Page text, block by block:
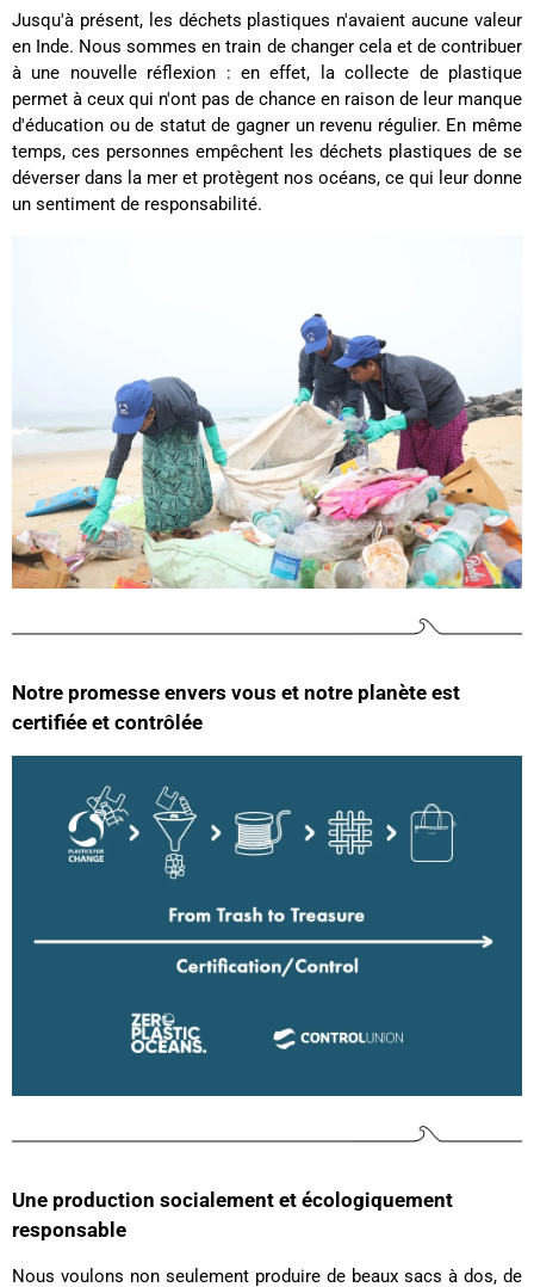
Ano****
Tout est parfait : qualité, design et livraison.
Twitter
Facebook
France, 23/05/2024
Childéric Sécher****
Parfait ! Merci beaucoup !
Twitter
Livraison super rapide. C'est mon deuxième sac
de la marque Fitz & Huxley. Je suis très contente
de la qualité. Mon premier sac à 6 ans et est
toujours en très bon état. Je recommande sans
hésiter leurs sacs.
Utile? Oui Partager
Twitter
Facebook
France, 11/03/2024
Ano****
Beaux sacs, concept sympa. J'ai connu cette
Utile? Oui Partager
Twitter
France, 22/06/2023
Lucinio Da Silva DL agence****
fonction du remplissage , ce qui ne retire rien à la
qualité qui est on ne peut mieux !
Utile? Partager
Facebook
France,
Lire tous les avis
Jusqu'à présent, les déchets plastiques n'avaient aucune valeur
en Inde. Nous sommes en train de changer cela et de contribuer
à une nouvelle réflexion : en effet, la collecte de plastique
permet à ceux qui n'ont pas de chance en raison de leur manque
d'éducation ou de statut de gagner un revenu régulier. En même
temps, ces personnes empêchent les déchets plastiques de se
déverser dans la mer et protègent nos océans, ce qui leur donne
un sentiment de responsabilité.
Notre promesse envers vous et notre planète est
certifiée et contrôlée
Une production socialement et écologiquement
responsable
Nous voulons non seulement produire de beaux sacs à dos, de